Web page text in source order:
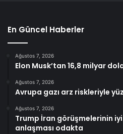
En Güncel Haberler
Ağustos 7, 2026
Elon Musk’tan 16,8 milyar
Ağustos 7, 2026
Avrupa gazı arz riskleriyle
Ağustos 7, 2026
Trump İran görüşmelerinin
anlaşması odakta